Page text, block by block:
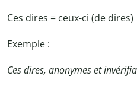
Ces dires = ceux-ci (de dires)
Exemple :
Ces dires, anonymes et